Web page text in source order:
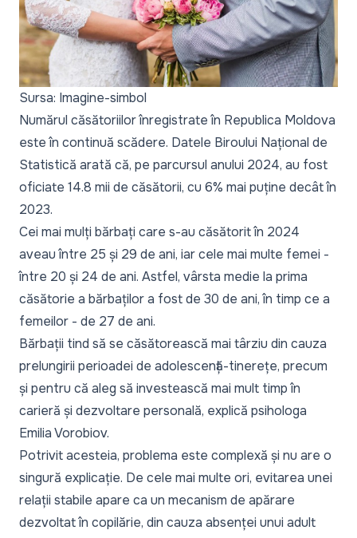
Sursa: Imagine-simbol
Numărul căsătoriilor înregistrate în Republica Moldova
este în continuă scădere. Datele Biroului Național de
Statistică arată că, pe parcursul anului 2024, au fost
oficiate 14.8 mii de căsătorii, cu 6% mai puține decât în
2023.
Cei mai mulți bărbați care s-au căsătorit în 2024
aveau între 25 și 29 de ani, iar cele mai multe femei -
între 20 și 24 de ani. Astfel, vârsta medie la prima
căsătorie a bărbaților a fost de 30 de ani, în timp ce a
femeilor - de 27 de ani.
Bărbații tind să se căsătorească mai târziu din cauza
prelungirii perioadei de adolescență-tinerețe, precum
și pentru că aleg să investească mai mult timp în
carieră și dezvoltare personală, explică psihologa
Emilia Vorobiov.
Potrivit acesteia, problema este complexă și nu are o
singură explicație. De cele mai multe ori, evitarea unei
relații stabile apare ca un mecanism de apărare
dezvoltat în copilărie, din cauza absenței unui adult